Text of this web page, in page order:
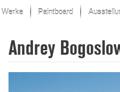
Werke
Der letzte Monat im Fokus
Alle Fokus-Werke
Standard-Ansicht
Paintboard
Andrey